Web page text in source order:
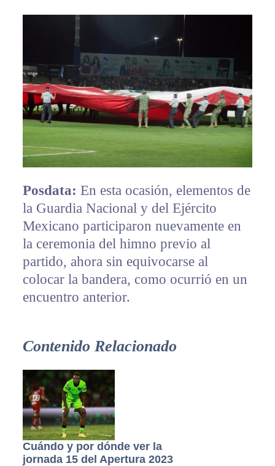
Posdata: En esta ocasión, elementos de
la Guardia Nacional y del Ejército
Mexicano participaron nuevamente en
la ceremonia del himno previo al
partido, ahora sin equivocarse al
colocar la bandera, como ocurrió en un
encuentro anterior.
Contenido Relacionado
Cuándo y por dónde ver la
jornada 15 del Apertura 2023